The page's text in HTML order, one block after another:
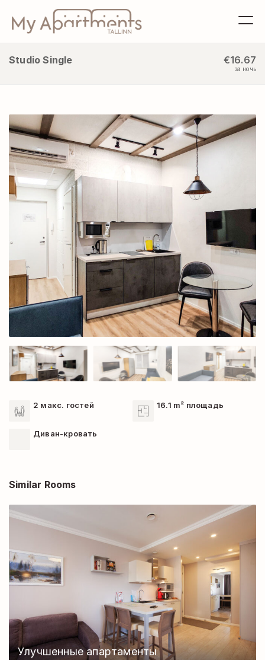
Studio Single €16.67
за ночь
2 макс. гостей 16.1 m² площадь
Диван-кровать
Similar Rooms
Улучшенные апартаменты